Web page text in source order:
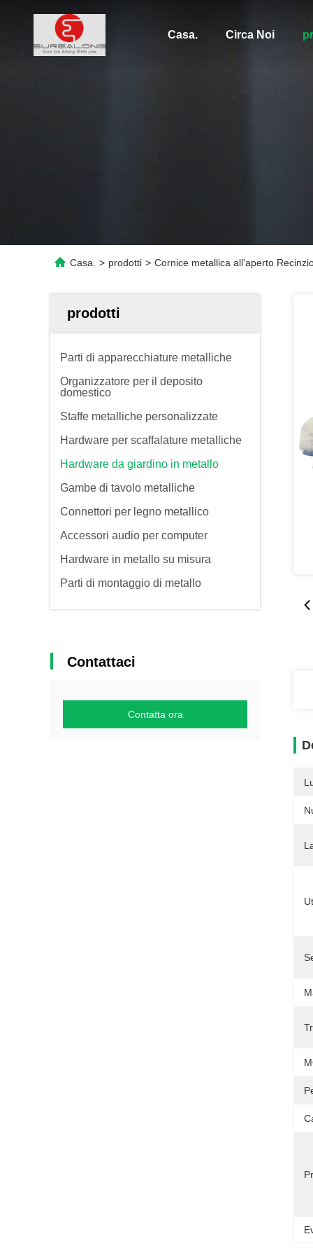
Casa. Circa Noi
Casa. > prodotti > Cornice metallica all'aperto
prodotti
Parti di apparecchiature metalliche
Organizzatore per il deposito
domestico
Staffe metalliche personalizzate
Hardware per scaffalature metalliche
Hardware da giardino in metallo
Gambe di tavolo metalliche
Connettori per legno metallico
Accessori audio per computer
Hardware in metallo su misura
Parti di montaggio di metallo
Contattaci
Contatta ora